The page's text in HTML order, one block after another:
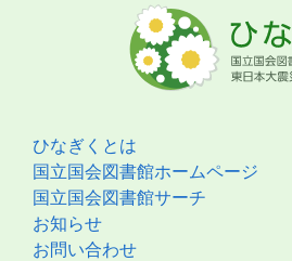
ひなぎくとは
国立国会図書館ホームページ
国立国会図書館サーチ
お知らせ
お問い合わせ